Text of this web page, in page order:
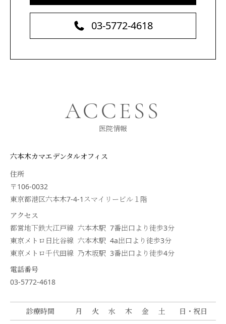
03-5772-4618
ACCESS
医院情報
六本木カマエデンタルオフィス
住所
〒106-0032
東京都港区六本木7-4-1スマイリービル１階
アクセス
都営地下鉄大江戸線 六本木駅 7番出口より徒歩3分
東京メトロ日比谷線 六本木駅 4a出口より徒歩3分
東京メトロ千代田線 乃木坂駅 3番出口より徒歩4分
電話番号
03-5772-4618
診療時間 月 火 水 木 金 土
日・祝日